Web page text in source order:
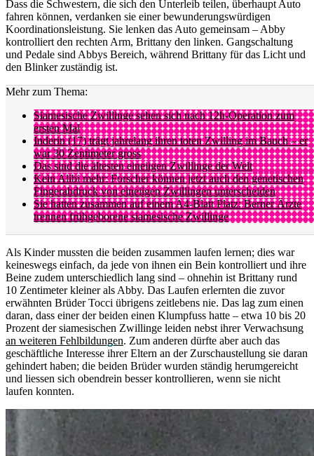
Dass die Schwestern, die sich den Unterleib teilen, überhaupt Auto
fahren können, verdanken sie einer bewunderungswürdigen
Koordinationsleistung. Sie lenken das Auto gemeinsam – Abby
kontrolliert den rechten Arm, Brittany den linken. Gangschaltung
und Pedale sind Abbys Bereich, während Brittany für das Licht und
den Blinker zuständig ist.
Mehr zum Thema:
Siamesische Zwillinge sehen sich nach 12h-Operation zum
ersten Mal
Inderin (17) trägt jahrelang ihren toten Zwilling im Bauch – er
war 30 Zentimeter gross
Das sind die ältesten eineiigen Zwillinge der Welt
Kein Alibi mehr: Forscher können jetzt auch den genetischen
Fingerabdruck von eineiigen Zwillingen unterscheiden
Sie hatten zusammen auf einem A4-Blatt Platz: Berner Ärzte
trennen frühgeborene siamesische Zwillinge
Als Kinder mussten die beiden zusammen laufen lernen; dies war
keineswegs einfach, da jede von ihnen ein Bein kontrolliert und ihre
Beine zudem unterschiedlich lang sind – ohnehin ist Brittany rund
10 Zentimeter kleiner als Abby. Das Laufen erlernten die zuvor
erwähnten Brüder Tocci übrigens zeitlebens nie. Das lag zum einen
daran, dass einer der beiden einen Klumpfuss hatte – etwa 10 bis 20
Prozent der siamesischen Zwillinge leiden nebst ihrer Verwachsung
an weiteren Fehlbildungen. Zum anderen dürfte aber auch das
geschäftliche Interesse ihrer Eltern an der Zurschaustellung sie daran
gehindert haben; die beiden Brüder wurden ständig herumgereicht
und liessen sich obendrein besser kontrollieren, wenn sie nicht
laufen konnten.